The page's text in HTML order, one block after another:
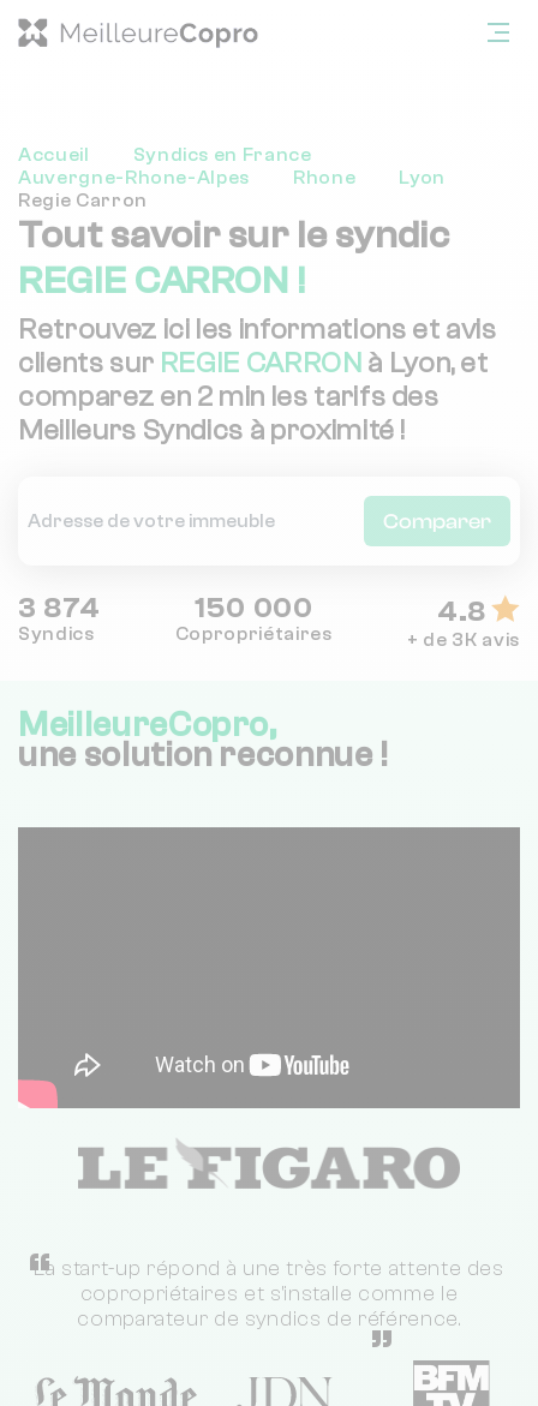
Accueil
Syndics en France
Auvergne-Rhone-Alpes
Rhone
Lyon
Regie Carron
Tout savoir sur le syndic
REGIE CARRON !
Retrouvez ici les informations et avis
clients sur REGIE CARRON à Lyon, et
comparez en 2 min les tarifs des
Meilleurs Syndics à proximité !
Comparer
3 874
Syndics
150 000
Copropriétaires
4.8
+ de 3K avis
MeilleureCopro,
une solution reconnue !
“
La start-up répond à une très forte attente des
copropriétaires et s'installe comme le
comparateur de syndics de référence.
”